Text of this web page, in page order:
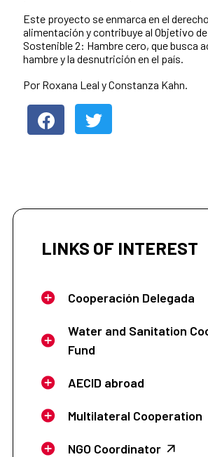
Este proyecto se enmarca en el
alimentación y contribuye al Objetivo
Sostenible 2: Hambre cero, que busca
hambre y la desnutrición en el país.
Por Roxana Leal y Constanza Kahn.
LINKS OF INTEREST
Cooperación Delegada
Water and Sanitation
Fund
AECID abroad
Multilateral Cooperation
NGO Coordinator